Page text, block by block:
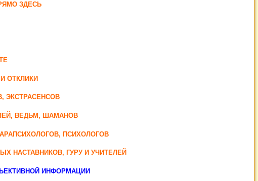
ЗДЕСЬ
ОТКЛИКИ
ЭКСТРАСЕНСОВ
ВЕДЬМ, ШАМАНОВ
ПСИХОЛОГОВ
НАСТАВНИКОВ, ГУРУ И УЧИТЕЛЕЙ
ИНФОРМАЦИИ